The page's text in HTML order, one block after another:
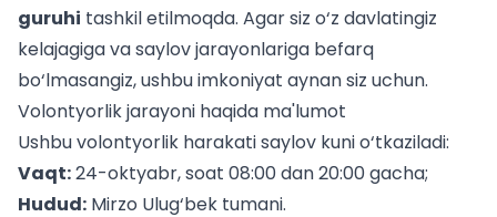
guruhi tashkil etilmoqda. Agar siz o‘z davlatingiz
kelajagiga va saylov jarayonlariga befarq
bo‘lmasangiz, ushbu imkoniyat aynan siz uchun.
Volontyorlik jarayoni haqida ma'lumot
Ushbu volontyorlik harakati saylov kuni o‘tkaziladi:
Vaqt:24-oktyabr, soat 08:00 dan 20:00 gacha;
Hudud: Mirzo Ulug‘bek tumani.